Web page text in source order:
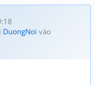
DuongNoi vào